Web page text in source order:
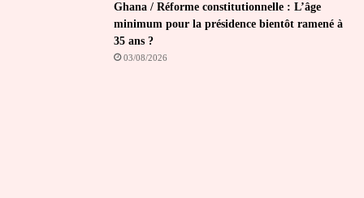
Ghana / Réforme constitutionnelle : L’âge
minimum pour la présidence bientôt ramené à
35 ans ?
03/08/2026